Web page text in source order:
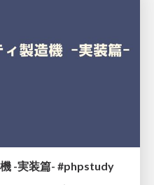
-実装篇- #phpstudy